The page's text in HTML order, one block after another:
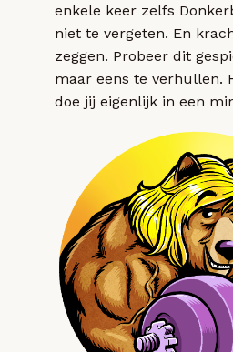
enkele keer zelfs
niet te vergeten. En
zeggen. Probeer dit
maar eens te verhullen.
doe jij eigenlijk in een